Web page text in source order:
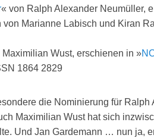
« von Ralph Alexander Neumüller,
von Marianne Labisch und Kiran
Maximilian Wust, erschienen in »
1864 2829
die Nominierung für
Maximilian Wust hat sich
Und Jan Gardemann … nun ja,